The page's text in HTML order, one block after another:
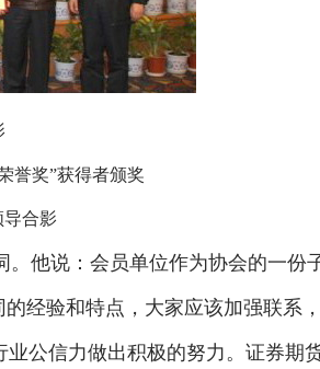
誉奖”获得者颁奖
导合影
他说：会员单位作为协会的一份
经验和特点，大家应该加强联系
公信力做出积极的努力。证券期